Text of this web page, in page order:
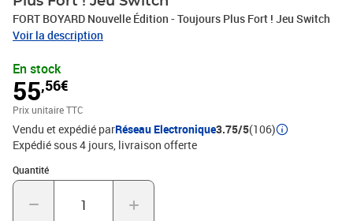
FORT BOYARD Nouvelle Édition - Toujours Plus Fort ! Jeu Switch
Voir la description
En stock
55,56€
Prix unitaire TTC
Vendu et expédié parRéseau Electronique3.75/5(106)
Expédié sous 4 jours livraison offerte
Quantité
Quantité : 1